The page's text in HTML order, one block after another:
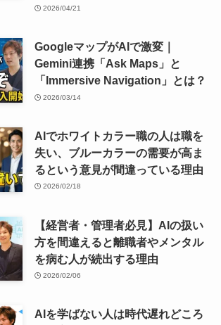
2026/04/21
GoogleマップがAIで激変｜
Gemini連携「Ask Maps」と
「Immersive Navigation」とは？
2026/03/14
AIでホワイトカラー職の人は職を
失い、ブルーカラーの需要が高ま
るという意見が間違っている理由
2026/02/18
【経営者・管理者必見】AIの扱い
方を間違えると離職者やメンタル
を病む人が続出する理由
2026/02/06
AIを学ばない人は時代遅れどころ